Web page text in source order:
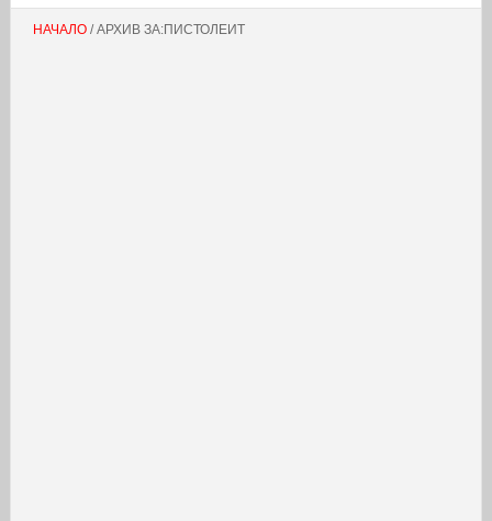
НАЧАЛО/ АРХИВ ЗА:ПИСТОЛЕИТ